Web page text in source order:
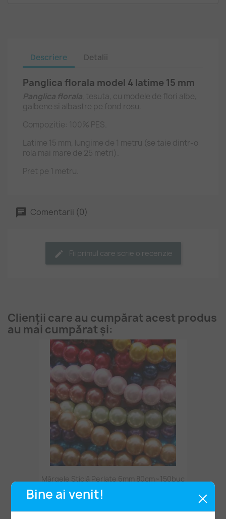
Bine ai venit!
Descriere Detalii
Panglica florala model 4 latime 15 mm
Panglica florala, tesuta, cu modele de flori albe,
galbene si albastre pe fond rosu.
Compozitie: 100% PES.
Latime 15 mm, lungime de 1 metru (se taie dintr-o
rola mai mare de 25 metri).
Pret pe 1 metru.
Comentarii (0)
Fii primul care scrie o recenzie
Clienții care au cumpărat acest produs
au mai cumpărat și:
Mărgele Sticlă Perlate 6mm 80cm~150buc
9,50 lei